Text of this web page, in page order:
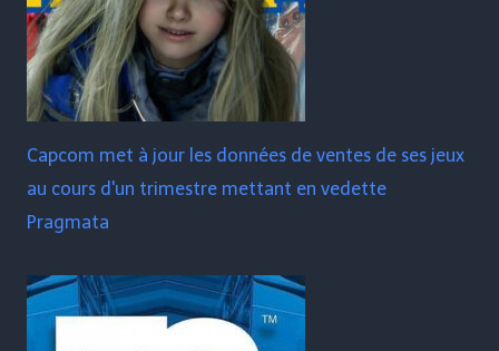
Capcom met à jour les données de ventes de ses jeux
au cours d'un trimestre mettant en vedette
Pragmata